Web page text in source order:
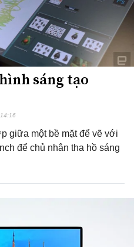
sáng tạo
giữa một bề mặt để vẽ với
để chủ nhân tha hồ sáng